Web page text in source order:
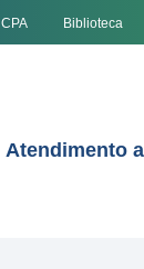
CPA Biblioteca
Atendimento